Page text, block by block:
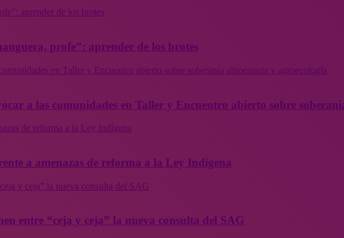
aprender de los brotes
profe”: aprender de los brotes
en Taller y Encuentro abierto sobre soberanía alimentaria y agroecología
a las comunidades en Taller y Encuentro abierto sobre
de reforma a la Ley Indígena
a amenazas de reforma a la Ley Indígena
y ceja” la nueva consulta del SAG
entre “ceja y ceja” la nueva consulta del SAG